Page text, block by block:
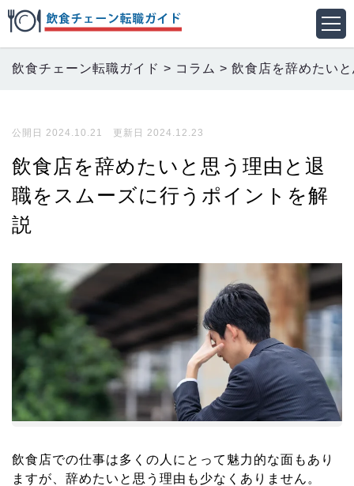
飲食チェーン転職ガイド > コラム > 飲食店を辞めたい
公開日 2024.10.21 更新日 2024.12.23
飲食店を辞めたいと思う理由と退
職をスムーズに行うポイントを解
説
飲食店での仕事は多くの人にとって魅力的な面もあり
ますが、辞めたいと思う理由も少なくありません。